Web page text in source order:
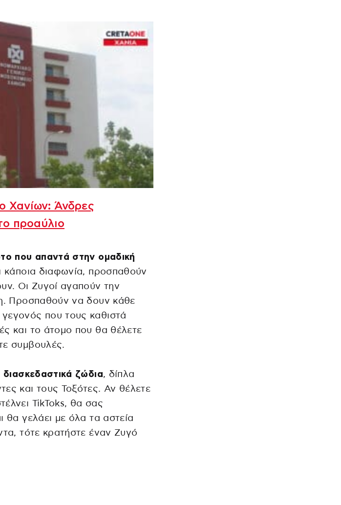
Χανίων: Άνδρες
προαύλιο
που απαντά στην ομαδική
κάποια διαφωνία, προσπαθούν
Οι Ζυγοί αγαπούν την
Προσπαθούν να δουν κάθε
που τους καθιστά
και το άτομο που θα θέλετε
συμβουλές.
διασκεδαστικά ζώδια, δίπλα
και τους Τοξότες. Αν θέλετε
TikToks, θα σας
θα γελάει με όλα τα αστεία
τότε κρατήστε έναν Ζυγό